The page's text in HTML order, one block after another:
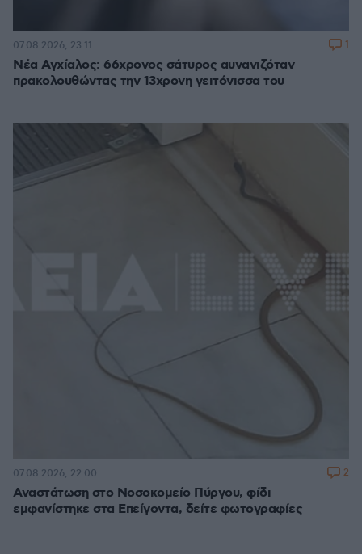
Νέα Αγχίαλος: 66χρονος σάτυρος αυνανιζόταν
πρακολουθώντας την 13χρονη γειτόνισσα του
07.08.2026, 23:11 1
Αναστάτωση στο Νοσοκομείο Πύργου, φίδι
εμφανίστηκε στα Επείγοντα, δείτε φωτογραφίες
07.08.2026, 22:00 2